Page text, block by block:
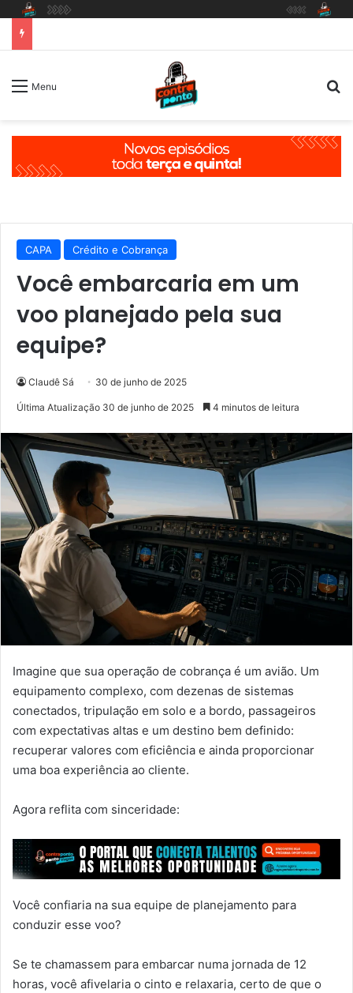
Menu
CAPA Crédito e Cobrança
Você embarcaria em um
voo planejado pela sua
equipe?
Claudê Sá 30 de junho de 2025
Última Atualização 30 de junho de 2025 4 minutos de leitura
Imagine que sua operação de cobrança é um avião. Um
equipamento complexo, com dezenas de sistemas
conectados, tripulação em solo e a bordo, passageiros
com expectativas altas e um destino bem definido:
recuperar valores com eficiência e ainda proporcionar
uma boa experiência ao cliente.
Agora reflita com sinceridade:
Você confiaria na sua equipe de planejamento para
conduzir esse voo?
Se te chamassem para embarcar numa jornada de 12
horas, você afivelaria o cinto e relaxaria, certo de que o